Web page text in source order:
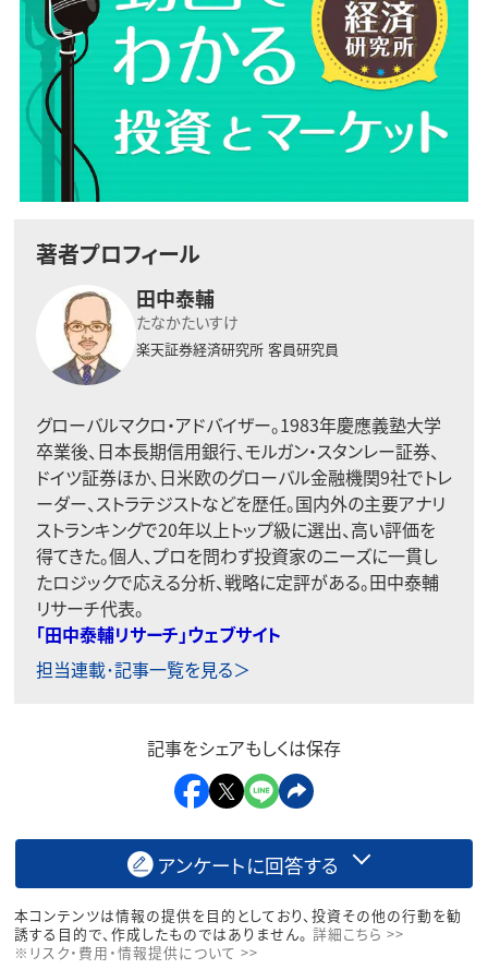
著者プロフィール
田中泰輔
たなかたいすけ
楽天証券経済研究所 客員研究員
グローバルマクロ・アドバイザー。1983年慶應義塾大学
卒業後、日本長期信用銀行、モルガン・スタンレー証券、
ドイツ証券ほか、日米欧のグローバル金融機関9社でトレ
ーダー、ストラテジストなどを歴任。国内外の主要アナリ
ストランキングで20年以上トップ級に選出、高い評価を
得てきた。個人、プロを問わず投資家のニーズに一貫し
たロジックで応える分析、戦略に定評がある。田中泰輔
リサーチ代表。
「田中泰輔リサーチ」ウェブサイト
担当連載･記事一覧を見る＞
記事をシェアもしくは保存
アンケートに回答する
本コンテンツは情報の提供を目的としており、投資その他の行動を勧
誘する目的で、作成したものではありません。 詳細こちら >>
※リスク・費用・情報提供について >>